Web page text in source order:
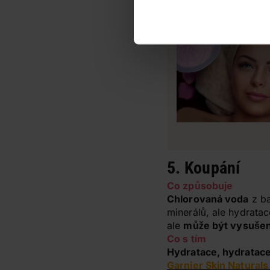
5. Koupání
Co způsobuje
Chlorovaná voda z
minerálů, ale
ale může být
Co s tím
Hydratace,
Garnier Skin